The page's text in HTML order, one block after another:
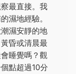
最直接。我
濕地經驗。
濕安靜的地
昏或清晨最
睡覺嗎？觀
點超過10分